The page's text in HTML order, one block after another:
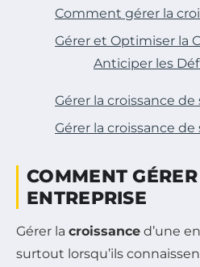
Comment gérer la
Gérer et Optimiser la
Anticiper les
Gérer la croissance
Gérer la croissance
COMMENT
ENTREPRISE
Gérer la croissance d’une
surtout lorsqu’ils